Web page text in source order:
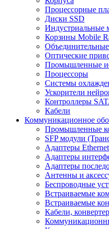
Процессорные
Диски SSD
Индустриальные
Корзины Mobile
Оптические
Промышленные
Процессоры
Системы
Ускорители
Контроллеры
Кабели
Коммуникационное
Промышленные
SFP модули
Адаптеры Ethernet
Адаптеры
Адаптеры
Антенны и
Беспроводные
Встраиваемые
Встраиваемые
Кабели,